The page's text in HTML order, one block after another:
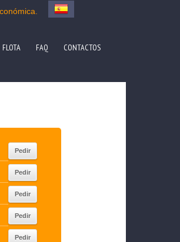
FLOTA FAQ CONTACTOS
Pedir
Pedir
Pedir
Pedir
Pedir